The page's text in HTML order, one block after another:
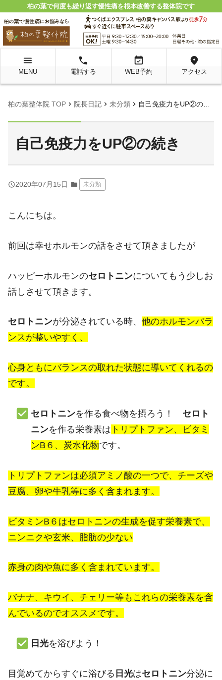
柏の葉で何度も繰り返す慢性痛を根本改善する整体院です
menu
MENU
local_phone
電話する
event_available
WEB予約
location_on
アクセス
柏の葉整体院 TOP chevron_right 院長日記 chevron_right 未分類 chevron_right 自己免疫力をUP②の続き
自己免疫力をUP②の続き
query_builder2020年07月15日 folder 未分類
こんにちは。
前回は幸せホルモンの話をさせて頂きましたが
ハッピーホルモンのセロトニンについてもう少しお
話しさせて頂きます。
セロトニンが分泌されている時、 他のホルモンバラ
ンスが整いやすく、
心身ともにバランスの取れた状態に導いてくれるの
です。
セロトニンを作る食べ物を摂ろう！ セロト
ニンを作る栄養素は トリプトファン、ビタミ
ンB６、炭水化物です。
トリプトファンは必須アミノ酸の一つで、チーズや
豆腐、卵や牛乳等に多く含まれます。
ビタミンB６はセロトニンの生成を促す栄養素で、
ニンニクや玄米、脂肪の少ない
赤身の肉や魚に多く含まれています。
バナナ、キウイ、チェリー等もこれらの栄養素を含
んでいるのでオススメです。
日光を浴びよう！
目覚めてからすぐに浴びる 日光はセロトニン分泌に